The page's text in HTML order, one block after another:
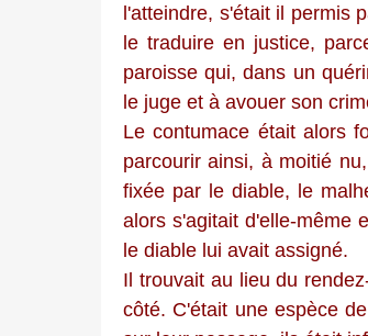
l'atteindre, s'était il permis
le traduire en justice,
paroisse qui, dans un
le juge et à avouer son
Le contumace était alors
parcourir ainsi, à moitié
fixée par le diable, le
alors s'agitait d'elle-même
le diable lui avait assigné.
Il trouvait au lieu du
côté. C'était une espèce